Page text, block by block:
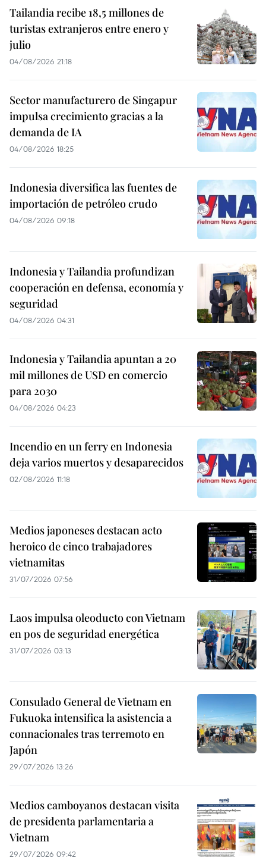
Tailandia recibe 18,5 millones de
turistas extranjeros entre enero y
julio
04/08/2026 21:18
Sector manufacturero de Singapur
impulsa crecimiento gracias a la
demanda de IA
04/08/2026 18:25
Indonesia diversifica las fuentes de
importación de petróleo crudo
04/08/2026 09:18
Indonesia y Tailandia profundizan
cooperación en defensa, economía y
seguridad
04/08/2026 04:31
Indonesia y Tailandia apuntan a 20
mil millones de USD en comercio
para 2030
04/08/2026 04:23
Incendio en un ferry en Indonesia
deja varios muertos y desaparecidos
02/08/2026 11:18
Medios japoneses destacan acto
heroico de cinco trabajadores
vietnamitas
31/07/2026 07:56
Laos impulsa oleoducto con Vietnam
en pos de seguridad energética
31/07/2026 03:13
Consulado General de Vietnam en
Fukuoka intensifica la asistencia a
connacionales tras terremoto en
Japón
29/07/2026 13:26
Medios camboyanos destacan visita
de presidenta parlamentaria a
Vietnam
29/07/2026 09:42